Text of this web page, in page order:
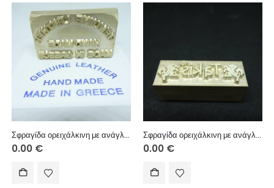
Σφραγίδα ορειχάλκινη με ανάγλυφη χάραξη για αποτύπωμα/πυρογραφία με θέρμανση.
0.00 €
Σφραγίδα ορειχάλκινη με ανάγλυφη χάραξη για αποτύπωμα/πυρογραφία με θέρμανση.
0.00 €